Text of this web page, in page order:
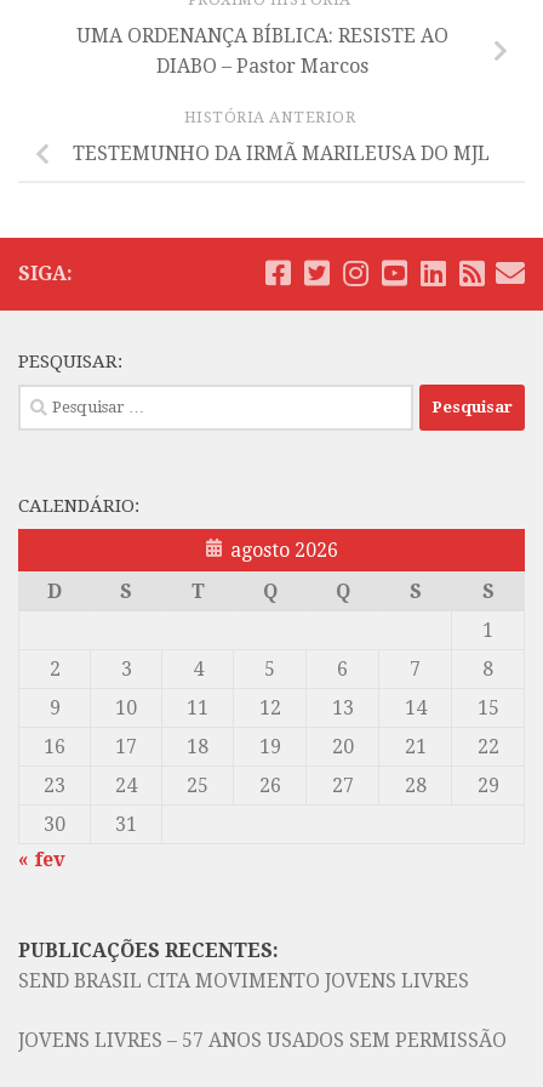
UMA ORDENANÇA BÍBLICA: RESISTE AO
DIABO – Pastor Marcos
HISTÓRIA ANTERIOR
TESTEMUNHO DA IRMÃ MARILEUSA DO MJL
SIGA:
PESQUISAR:
Pesquisar
por:
CALENDÁRIO:
agosto 2026
D
S T Q Q S
S
1
2
3 4 5 6 7
8
9
10 11 12 13 14
15
16
17 18 19 20 21
22
23
24 25 26 27 28
29
30
31
« fev
PUBLICAÇÕES RECENTES:
SEND BRASIL CITA MOVIMENTO JOVENS LIVRES
JOVENS LIVRES – 57 ANOS USADOS SEM PERMISSÃO